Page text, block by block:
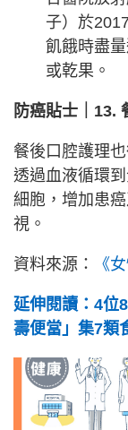
子）於
飢餓時盡
或乾果。
防癌貼士｜13.
餐後口腔護理
透過血液循環
細胞，增加患
視。
資料來源： 《
延伸閱讀：4位
壽便當」集7類